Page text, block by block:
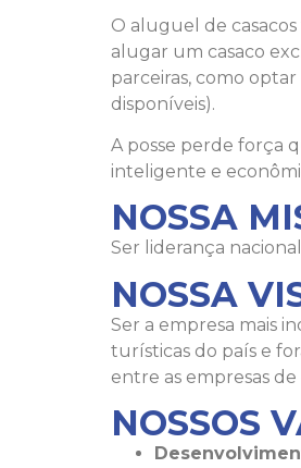
O aluguel de
alugar um casaco
parceiras, como
disponíveis).
A posse perde força
inteligente e
NOSSA
Ser liderança
NOSSA
Ser a empresa mais
turísticas do país e
entre as empresas
NOSSOS